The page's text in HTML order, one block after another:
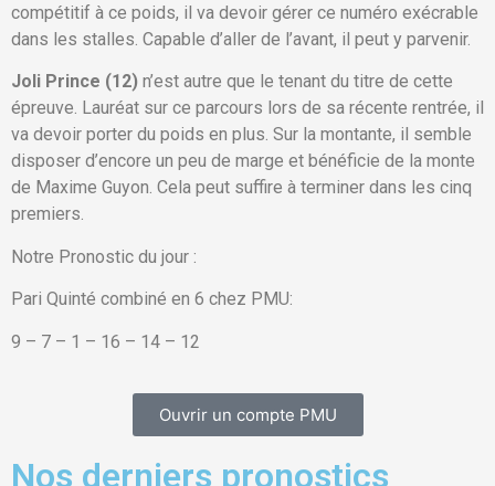
compétitif à ce poids, il va devoir gérer ce numéro exécrable
dans les stalles. Capable d’aller de l’avant, il peut y parvenir.
Joli Prince (12) n’est autre que le tenant du titre de cette
épreuve. Lauréat sur ce parcours lors de sa récente rentrée, il
va devoir porter du poids en plus. Sur la montante, il semble
disposer d’encore un peu de marge et bénéficie de la monte
de Maxime Guyon. Cela peut suffire à terminer dans les cinq
premiers.
Notre Pronostic du jour :
Pari Quinté combiné en 6 chez PMU:
9 – 7 – 1 – 16 – 14 – 12
Ouvrir un compte PMU
Nos derniers pronostics